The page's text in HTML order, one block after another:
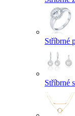
Stříbrné
Stříbrné